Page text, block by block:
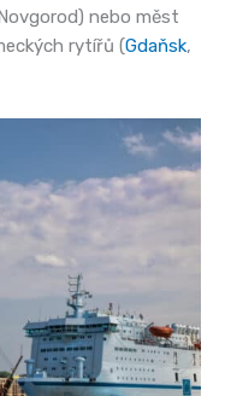
nebo měst
rytířů (Gdaňsk,